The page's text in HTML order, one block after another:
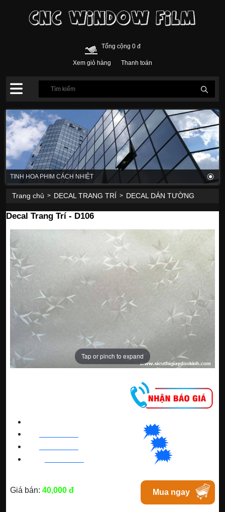
Tổng cộng 0 đ
Xem giỏ hàng Thanh toán
TINH HOA PHIM CÁCH NHIỆT
Trang chủ > DECAL TRANG TRÍ > DECAL DÁN TƯỜNG
Decal Trang Trí - D106
Tap or pinch to expand
🗯
🗯
🗯
Giá bán: 40,000 đ Mua ngay